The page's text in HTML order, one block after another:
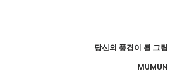
당신의 풍경이 될 그림
MUMUN